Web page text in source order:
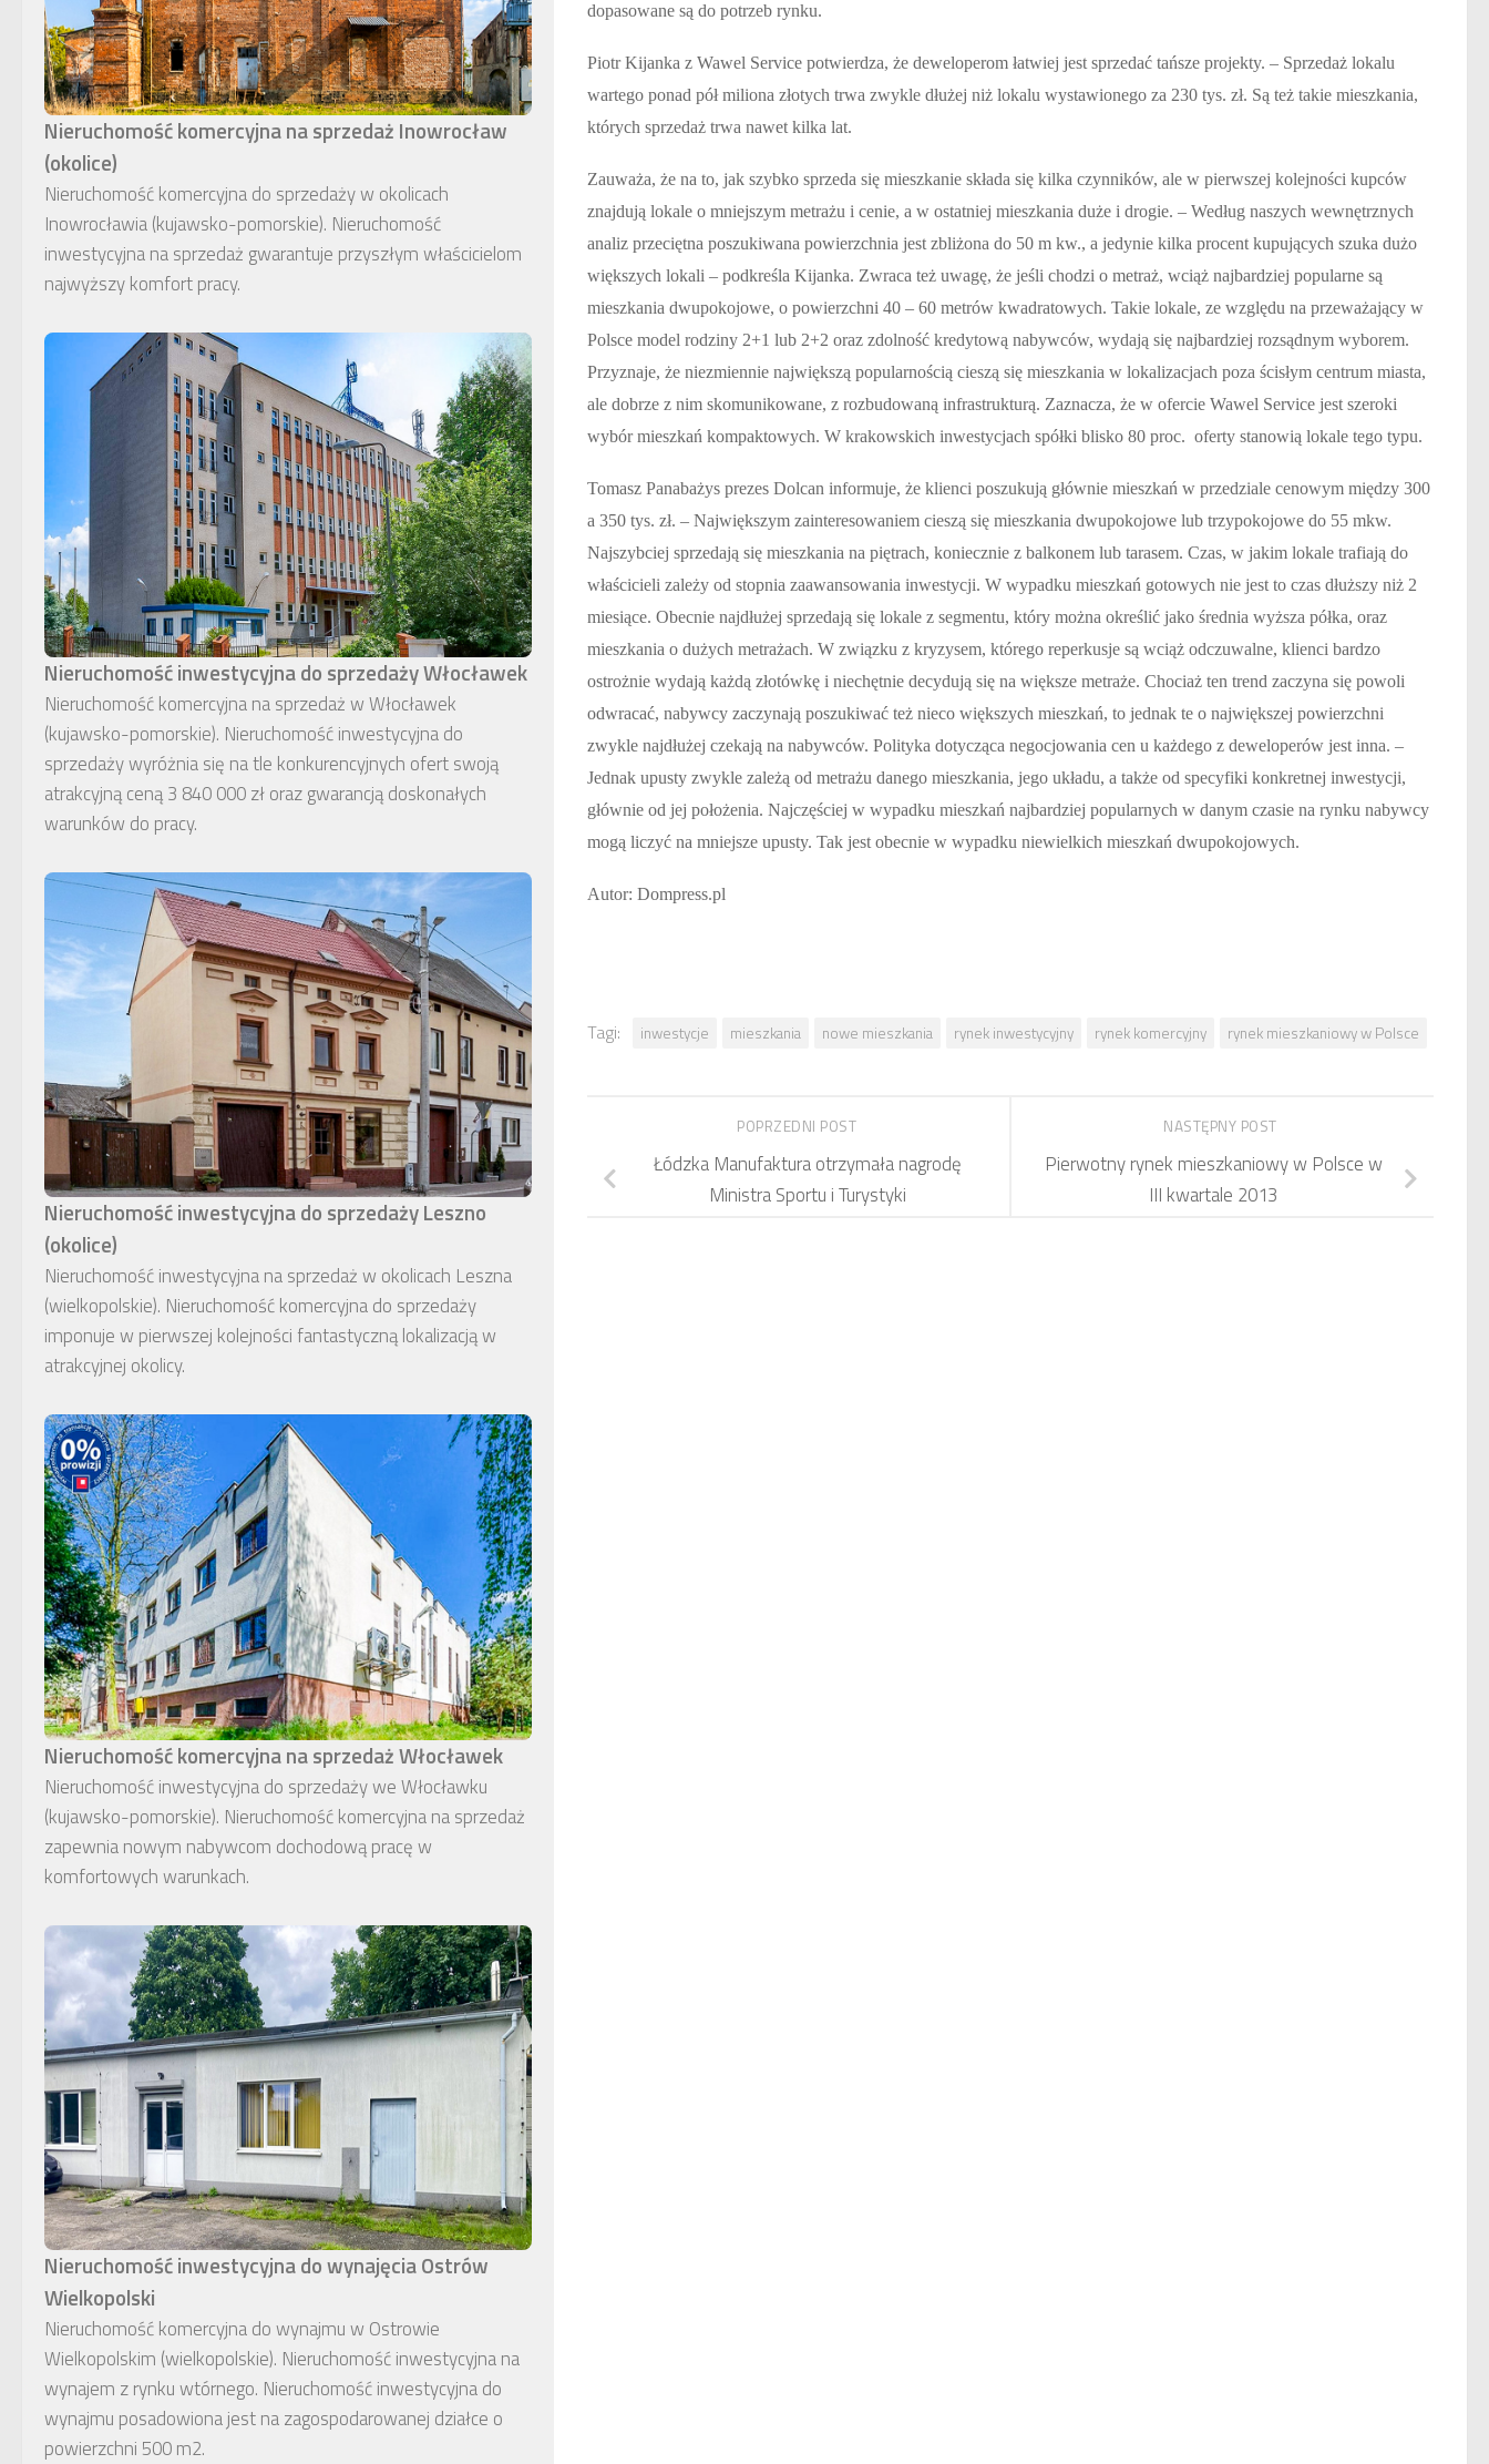
dopasowane są do potrzeb rynku.
Piotr Kijanka z Wawel Service potwierdza, że deweloperom łatwiej jest sprzedać tańsze projekty. – Sprzedaż lokalu
wartego ponad pół miliona złotych trwa zwykle dłużej niż lokalu wystawionego za 230 tys. zł. Są też takie mieszkania,
których sprzedaż trwa nawet kilka lat.
Zauważa, że na to, jak szybko sprzeda się mieszkanie składa się kilka czynników, ale w pierwszej kolejności kupców
znajdują lokale o mniejszym metrażu i cenie, a w ostatniej mieszkania duże i drogie. – Według naszych wewnętrznych
analiz przeciętna poszukiwana powierzchnia jest zbliżona do 50 m kw., a jedynie kilka procent kupujących szuka dużo
większych lokali – podkreśla Kijanka. Zwraca też uwagę, że jeśli chodzi o metraż, wciąż najbardziej popularne są
mieszkania dwupokojowe, o powierzchni 40 – 60 metrów kwadratowych. Takie lokale, ze względu na przeważający w
Polsce model rodziny 2+1 lub 2+2 oraz zdolność kredytową nabywców, wydają się najbardziej rozsądnym wyborem.
Przyznaje, że niezmiennie największą popularnością cieszą się mieszkania w lokalizacjach poza ścisłym centrum miasta,
ale dobrze z nim skomunikowane, z rozbudowaną infrastrukturą. Zaznacza, że w ofercie Wawel Service jest szeroki
wybór mieszkań kompaktowych. W krakowskich inwestycjach spółki blisko 80 proc. oferty stanowią lokale tego typu.
Tomasz Panabażys prezes Dolcan informuje, że klienci poszukują głównie mieszkań w przedziale cenowym między 300
a 350 tys. zł. – Największym zainteresowaniem cieszą się mieszkania dwupokojowe lub trzypokojowe do 55 mkw.
Najszybciej sprzedają się mieszkania na piętrach, koniecznie z balkonem lub tarasem. Czas, w jakim lokale trafiają do
właścicieli zależy od stopnia zaawansowania inwestycji. W wypadku mieszkań gotowych nie jest to czas dłuższy niż 2
miesiące. Obecnie najdłużej sprzedają się lokale z segmentu, który można określić jako średnia wyższa półka, oraz
mieszkania o dużych metrażach. W związku z kryzysem, którego reperkusje są wciąż odczuwalne, klienci bardzo
ostrożnie wydają każdą złotówkę i niechętnie decydują się na większe metraże. Chociaż ten trend zaczyna się powoli
odwracać, nabywcy zaczynają poszukiwać też nieco większych mieszkań, to jednak te o największej powierzchni
zwykle najdłużej czekają na nabywców. Polityka dotycząca negocjowania cen u każdego z deweloperów jest inna. –
Jednak upusty zwykle zależą od metrażu danego mieszkania, jego układu, a także od specyfiki konkretnej inwestycji,
głównie od jej położenia. Najczęściej w wypadku mieszkań najbardziej popularnych w danym czasie na rynku nabywcy
mogą liczyć na mniejsze upusty. Tak jest obecnie w wypadku niewielkich mieszkań dwupokojowych.
Autor: Dompress.pl
Tagi: inwestycje mieszkania nowe mieszkania rynek inwestycyjny rynek komercyjny rynek mieszkaniowy w Polsce
NASTĘPNY POST
Pierwotny rynek mieszkaniowy w Polsce w
III kwartale 2013
POPRZEDNI POST
Łódzka Manufaktura otrzymała nagrodę
Ministra Sportu i Turystyki
Nieruchomość komercyjna na sprzedaż Inowrocław
(okolice)
Nieruchomość komercyjna do sprzedaży w okolicach
Inowrocławia (kujawsko-pomorskie). Nieruchomość
inwestycyjna na sprzedaż gwarantuje przyszłym właścicielom
najwyższy komfort pracy.
Nieruchomość inwestycyjna do sprzedaży Włocławek
Nieruchomość komercyjna na sprzedaż w Włocławek
(kujawsko-pomorskie). Nieruchomość inwestycyjna do
sprzedaży wyróżnia się na tle konkurencyjnych ofert swoją
atrakcyjną ceną 3 840 000 zł oraz gwarancją doskonałych
warunków do pracy.
Nieruchomość inwestycyjna do sprzedaży Leszno
(okolice)
Nieruchomość inwestycyjna na sprzedaż w okolicach Leszna
(wielkopolskie). Nieruchomość komercyjna do sprzedaży
imponuje w pierwszej kolejności fantastyczną lokalizacją w
atrakcyjnej okolicy.
Nieruchomość komercyjna na sprzedaż Włocławek
Nieruchomość inwestycyjna do sprzedaży we Włocławku
(kujawsko-pomorskie). Nieruchomość komercyjna na sprzedaż
zapewnia nowym nabywcom dochodową pracę w
komfortowych warunkach.
Nieruchomość inwestycyjna do wynajęcia Ostrów
Wielkopolski
Nieruchomość komercyjna do wynajmu w Ostrowie
Wielkopolskim (wielkopolskie). Nieruchomość inwestycyjna na
wynajem z rynku wtórnego. Nieruchomość inwestycyjna do
wynajmu posadowiona jest na zagospodarowanej działce o
powierzchni 500 m2.